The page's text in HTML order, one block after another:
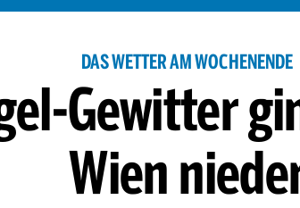
DAS WETTER AM WOCHENENDE
Gewitter
Wien